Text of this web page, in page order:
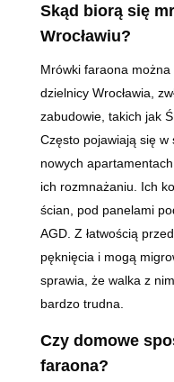
Skąd biorą się
Wrocławiu?
Mrówki faraona
dzielnicy Wrocławia,
zabudowie, takich jak
Często pojawiają się
nowych
ich rozmnażaniu. Ich
ścian, pod panelami
AGD. Z łatwością
pęknięcia i mogą
sprawia, że walka z
bardzo trudna.
Czy domowe
faraona?